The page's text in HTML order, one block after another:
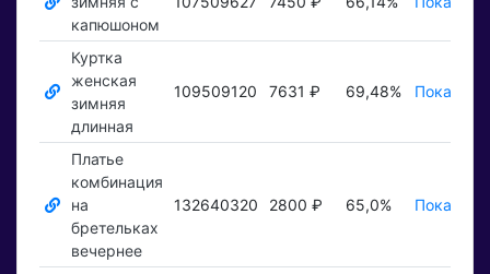
капюшоном
Куртка
женская
зимняя
длинная
109509120 7631 ₽ 69,48% Показать
Платье
комбинация
на
бретельках
вечернее
132640320 2800 ₽ 65,0% Показать